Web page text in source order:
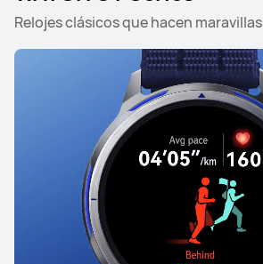
Relojes clásicos que hacen maravillas